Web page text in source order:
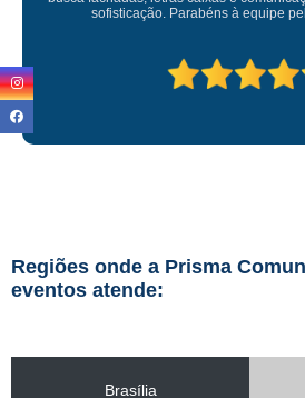
Regiões onde a Prisma
eventos atende:
Brasília